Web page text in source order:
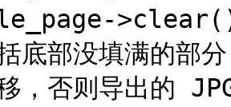
括底部没填满的
，否则导出的